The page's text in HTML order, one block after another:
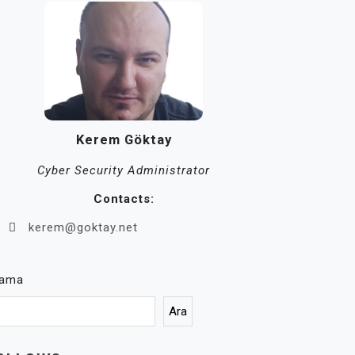
Kerem Göktay
Cyber Security Administrator
Contacts:
kerem@goktay.net
Ara